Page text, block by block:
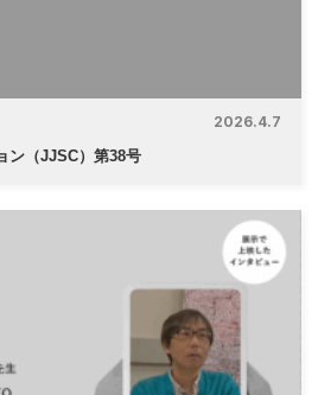
2026.4.7
ン（JJSC）第38号